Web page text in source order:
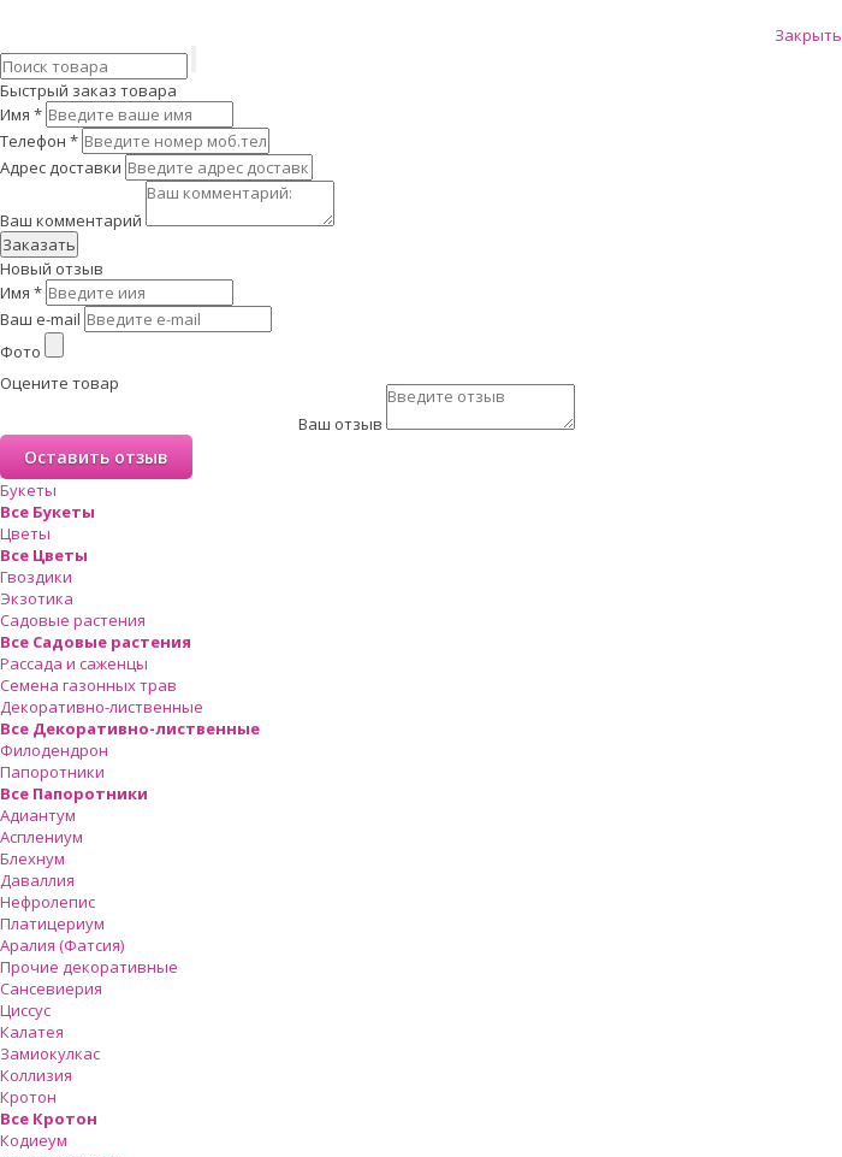
Закрыть
Быстрый заказ товара
Имя *
Телефон *
Адрес доставки
Ваш комментарий
Заказать
Новый отзыв
Имя *
Ваш e-mail
Фото
Оцените товар
Ваш отзыв
Букеты
Все Букеты
Цветы
Все Цветы
Гвоздики
Экзотика
Садовые растения
Все Садовые растения
Рассада и саженцы
Семена газонных трав
Декоративно-лиственные
Все Декоративно-лиственные
Филодендрон
Папоротники
Все Папоротники
Адиантум
Асплениум
Блехнум
Даваллия
Нефролепис
Платицериум
Аралия (Фатсия)
Прочие декоративные
Сансевиерия
Циссус
Калатея
Замиокулкас
Коллизия
Кротон
Все Кротон
Кодиеум